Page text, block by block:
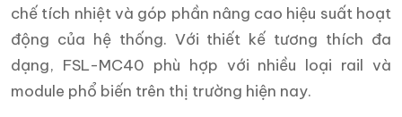
chế tích nhiệt và góp phần nâng cao hiệu suất hoạt
động của hệ thống. Với thiết kế tương thích đa
dạng, FSL-MC40 phù hợp với nhiều loại rail và
module phổ biến trên thị trường hiện nay.